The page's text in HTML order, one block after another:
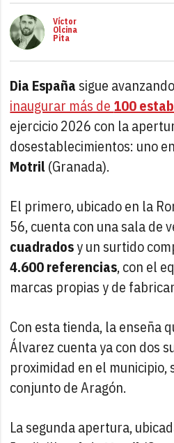
Víctor
Olcina
Pita
Dia España sigue
inaugurar más de 100
ejercicio 2026 con la
dosestablecimientos: uno en
Motril(Granada).
El primero, ubicado en la
56, cuenta con una sala de
cuadradosy un surtido
4.600 referencias, con el
marcas propias y de
Con esta tienda, la enseña
Álvarez cuenta ya con dos
proximidad en el municipio,
conjunto de Aragón.
La segunda apertura,